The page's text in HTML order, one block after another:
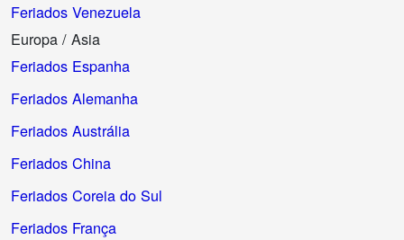
Feriados Venezuela
Europa / Asia
Feriados Espanha
Feriados Alemanha
Feriados Austrália
Feriados China
Feriados Coreia do Sul
Feriados França